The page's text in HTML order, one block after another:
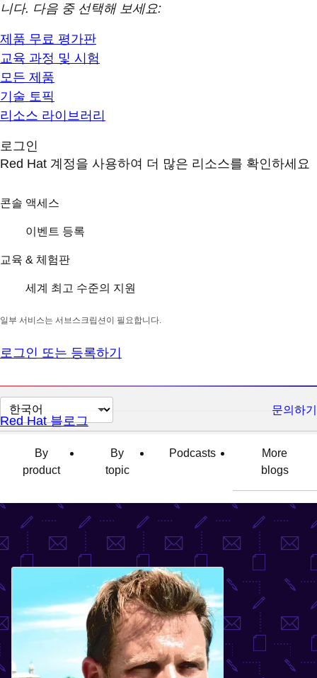
니다. 다음 중 선택해 보세요:
제품 무료 평가판
교육 과정 및 시험
모든 제품
기술 토픽
리소스 라이브러리
로그인
Red Hat 계정을 사용하여 더 많은 리소스를 확인하세요
콘솔 액세스
이벤트 등록
교육 & 체험판
세계 최고 수준의 지원
일부 서비스는 서브스크립션이 필요합니다.
로그인 또는 등록하기
페
이
변
문의하기
Red Hat 블로그
By
product
By
topic
Podcasts
More
blogs